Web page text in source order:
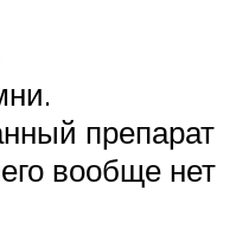
препарат
вообще нет